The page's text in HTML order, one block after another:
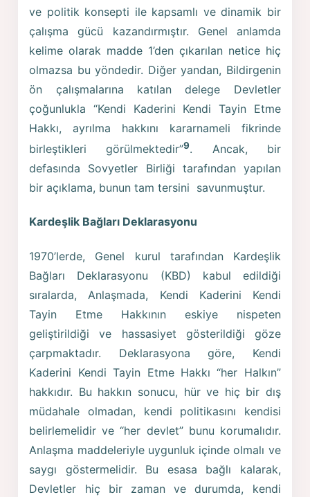
ve politik konsepti ile kapsamlı ve dinamik bir
çalışma gücü kazandırmıştır. Genel anlamda
kelime olarak madde 1’den çıkarılan netice hiç
olmazsa bu yöndedir. Diğer yandan, Bildirgenin
ön çalışmalarına katılan delege Devletler
çoğunlukla “Kendi Kaderini Kendi Tayin Etme
Hakkı, ayrılma hakkını kararnameli fikrinde
birleştikleri görülmektedir”9. Ancak, bir
defasında Sovyetler Birliği tarafından yapılan
bir açıklama, bunun tam tersini savunmuştur.
Kardeşlik Bağları Deklarasyonu
1970’lerde, Genel kurul tarafından Kardeşlik
Bağları Deklarasyonu (KBD) kabul edildiği
sıralarda, Anlaşmada, Kendi Kaderini Kendi
Tayin Etme Hakkının eskiye nispeten
geliştirildiği ve hassasiyet gösterildiği göze
çarpmaktadır. Deklarasyona göre, Kendi
Kaderini Kendi Tayin Etme Hakkı “her Halkın”
hakkıdır. Bu hakkın sonucu, hür ve hiç bir dış
müdahale olmadan, kendi politikasını kendisi
belirlemelidir ve “her devlet” bunu korumalıdır.
Anlaşma maddeleriyle uygunluk içinde olmalı ve
saygı göstermelidir. Bu esasa bağlı kalarak,
Devletler hiç bir zaman ve durumda, kendi